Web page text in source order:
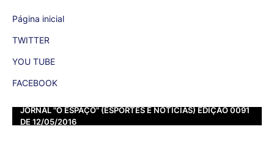
Página inicial
TWITTER
YOU TUBE
FACEBOOK
JORNAL "O ESPAÇO" (ESPORTES E NOTÍCIAS) EDIÇÃO 0091
DE 12/05/2016